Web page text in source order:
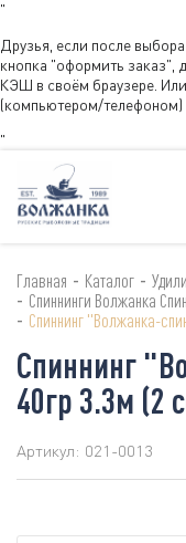
"
Друзья, если после
кнопка "оформить заказ",
КЭШ в своём браузере.
(компьютером/телефоном)
"
Главная - Каталог -
- Спиннинги Волжанка Спин
- Спиннинг "Волжанка-
Спиннинг
40гр 3.3м (2
Артикул: 021-0013